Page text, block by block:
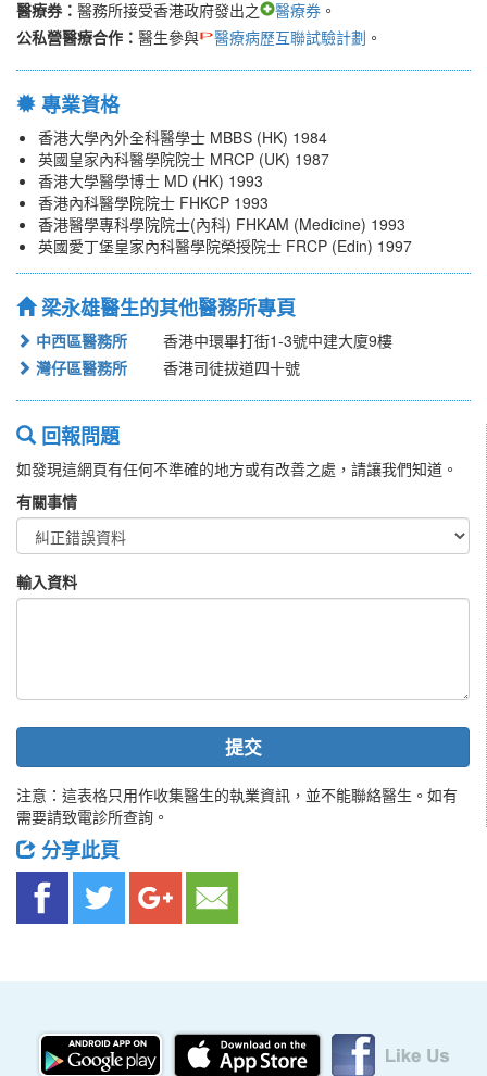
醫療券： 醫務所接受香港政府發出之 醫療券 。
公私營醫療合作： 醫生參與 醫療病歷互聯試驗計劃 。
專業資格
香港大學內外全科醫學士 MBBS (HK) 1984
英國皇家內科醫學院院士 MRCP (UK) 1987
香港大學醫學博士 MD (HK) 1993
香港內科醫學院院士 FHKCP 1993
香港醫學專科學院院士(內科) FHKAM (Medicine) 1993
英國愛丁堡皇家內科醫學院榮授院士 FRCP (Edin) 1997
梁永雄醫生的其他醫務所專頁
中西區醫務所
香港中環畢打街1-3號中建大廈9樓
灣仔區醫務所
香港司徒拔道四十號
回報問題
如發現這網頁有任何不準確的地方或有改善之處，請讓我們知道。
有關事情
輸入資料
提交
注意：這表格只用作收集醫生的執業資訊，並不能聯絡醫生。如有
需要請致電診所查詢。
分享此頁